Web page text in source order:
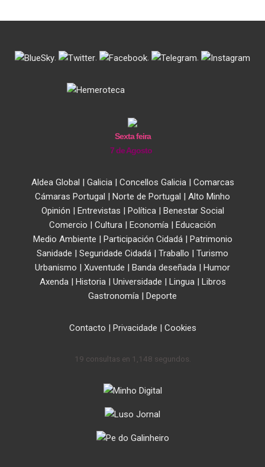
. . . .
Sexta feira
7 de Agosto
Aldea Global | Galicia| Concellos Galicia| Comarcas
Cámaras Portugal | Norte de Portugal | Alto Minho
Opinión | Entrevistas | Política| Benestar Social
Comercio | Cultura | Economía | Educación
Medio Ambiente | Participación Cidadá| Patrimonio
Sanidade | Seguridade Cidadá | Traballo | Turismo
Urbanismo | Xuventude | Banda deseñada | Humor
Axenda| Historia| Universidade | Lingua| Libros
Gastronomía | Deporte
Contacto | Privacidade | Cookies
19 consultas en 1,148 segundos.